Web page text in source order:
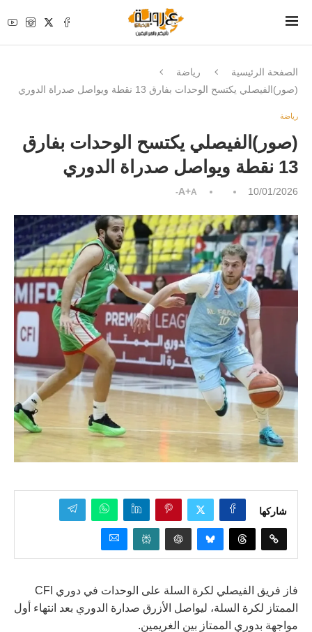
الصفحة الرئيسية
رياضة
(صور)الفيصلي يكتسح الوحدات بفارق 13 نقطة ويواصل صدراة الدوري
رياضة
(صور)الفيصلي يكتسح الوحدات بفارق
13 نقطة ويواصل صدراة الدوري
10/01/2026
A+A-
شاركها
فاز فريق الفيصلي لكرة السلة على الوحدات في دوري CFI
الممتاز لكرة السلة، ليواصل الأزرق صدارة الدوري بعد انتهاء أول
مواجهة بدوري الممتاز بين الغريمين.